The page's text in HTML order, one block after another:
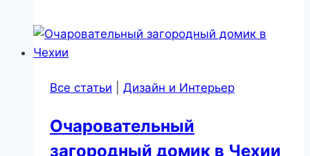
кровати
и
Все статьи Дизайн и Интерьер
Очаровательный
загородный домик в Чехии